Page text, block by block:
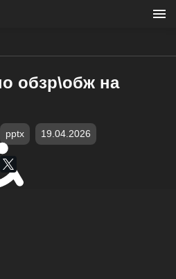
обзр\обж на
pptx 19.04.2026